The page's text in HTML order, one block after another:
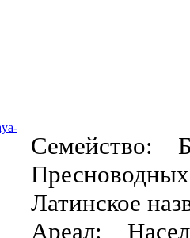
Семейство:
Латинское
Ареал: